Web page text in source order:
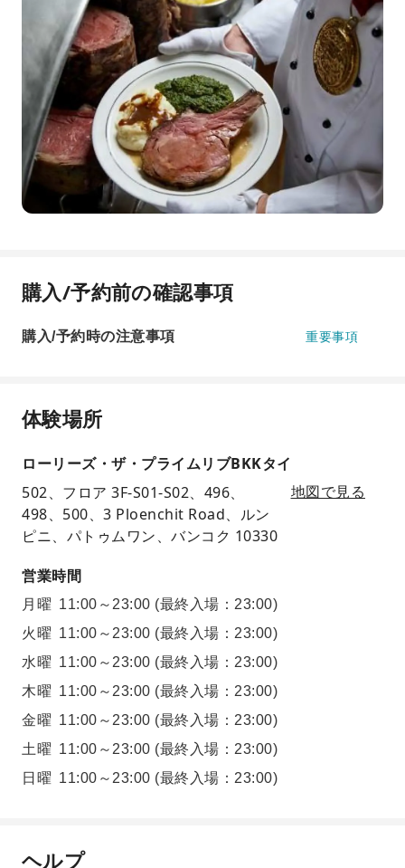
購入/予約前の確認事項
購入/予約時の注意事項 重要事項
体験場所
ローリーズ・ザ・プライムリブBKKタイ
502、フロア 3F-S01-S02、496、
498、500、3 Ploenchit Road、ルン
ピニ、パトゥムワン、バンコク 10330
地図で見る
営業時間
月曜 11:00～23:00 (最終入場：23:00)
火曜 11:00～23:00 (最終入場：23:00)
水曜 11:00～23:00 (最終入場：23:00)
木曜 11:00～23:00 (最終入場：23:00)
金曜 11:00～23:00 (最終入場：23:00)
土曜 11:00～23:00 (最終入場：23:00)
日曜 11:00～23:00 (最終入場：23:00)
ヘルプ